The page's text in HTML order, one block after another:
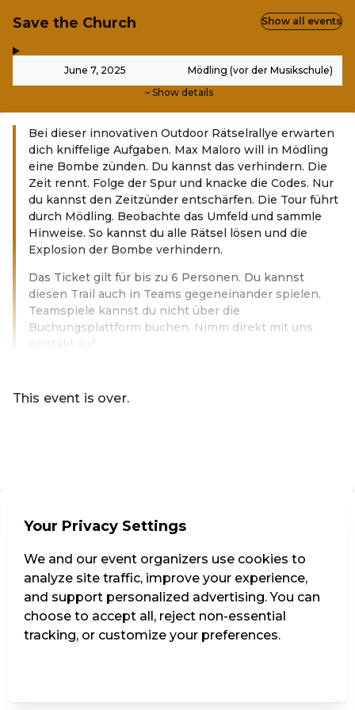
Save the Church
June 7, 2025 Mödling (vor der Musikschule)
Show details
Show all events
Bei dieser innovativen Outdoor Rätselrallye erwarten
dich kniffelige Aufgaben. Max Maloro will in Mödling
eine Bombe zünden. Du kannst das verhindern. Die
Zeit rennt. Folge der Spur und knacke die Codes. Nur
du kannst den Zeitzünder entschärfen. Die Tour führt
durch Mödling. Beobachte das Umfeld und sammle
Hinweise. So kannst du alle Rätsel lösen und die
Explosion der Bombe verhindern.
Das Ticket gilt für bis zu 6 Personen. Du kannst
diesen Trail auch in Teams gegeneinander spielen.
Teamspiele kannst du nicht über die
Buchungsplattform buchen. Nimm direkt mit uns
Kontakt auf.
This event is over.
Your Privacy Settings
We and our event organizers use cookies to
analyze site traffic, improve your experience,
and support personalized advertising. You can
choose to accept all, reject non-essential
tracking, or customize your preferences.